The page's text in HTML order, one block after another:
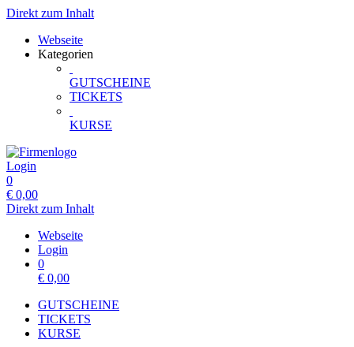
Direkt zum Inhalt
Webseite
Kategorien
GUTSCHEINE
TICKETS
KURSE
Login
0
€ 0,00
Direkt zum Inhalt
Webseite
Login
0
€ 0,00
GUTSCHEINE
TICKETS
KURSE